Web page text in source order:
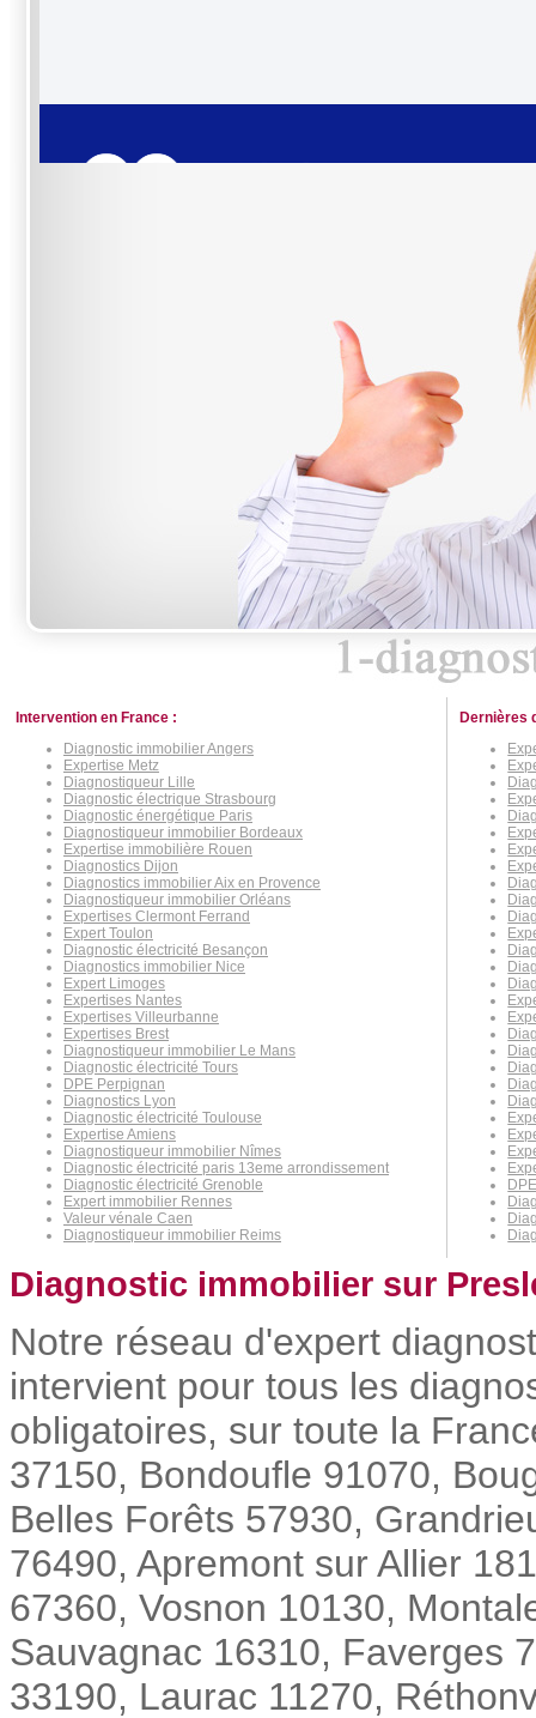
Intervention en France :
Diagnostic immobilier Angers
Expertise Metz
Diagnostiqueur Lille
Diagnostic électrique Strasbourg
Diagnostic énergétique Paris
Diagnostiqueur immobilier Bordeaux
Expertise immobilière Rouen
Diagnostics Dijon
Diagnostics immobilier Aix en Provence
Diagnostiqueur immobilier Orléans
Expertises Clermont Ferrand
Expert Toulon
Diagnostic électricité Besançon
Diagnostics immobilier Nice
Expert Limoges
Expertises Nantes
Expertises Villeurbanne
Expertises Brest
Diagnostiqueur immobilier Le Mans
Diagnostic électricité Tours
DPE Perpignan
Diagnostics Lyon
Diagnostic électricité Toulouse
Expertise Amiens
Diagnostiqueur immobilier Nîmes
Diagnostic électricité paris 13eme arrondissement
Diagnostic électricité Grenoble
Expert immobilier Rennes
Valeur vénale Caen
Diagnostiqueur immobilier Reims
Dernières
Diagnostic immobilier sur
Notre réseau d'expert
intervient pour tous les
obligatoires, sur toute la
37150, Bondoufle 91070,
Belles Forêts 57930,
76490, Apremont sur Allier
67360, Vosnon 10130,
Sauvagnac 16310, Faverges
33190, Laurac 11270,